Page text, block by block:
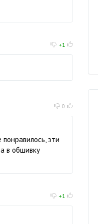
+1
0
эти
в обшивку
+1